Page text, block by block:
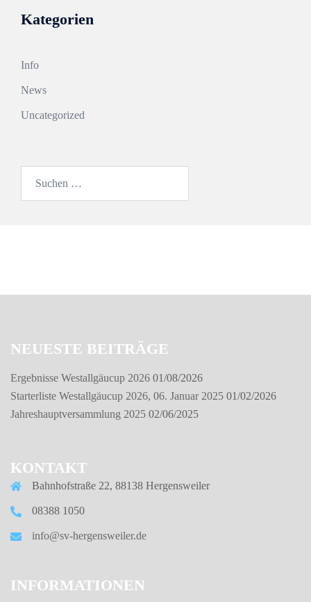
Kategorien
Info
News
Uncategorized
NEUESTE BEITRÄGE
Ergebnisse Westallgäucup 2026 01/08/2026
Starterliste Westallgäucup 2026, 06. Januar 2025 01/02/2026
Jahreshauptversammlung 2025 02/06/2025
KONTAKT
Bahnhofstraße 22, 88138 Hergensweiler
08388 1050
info@sv-hergensweiler.de
INFORMATIONEN